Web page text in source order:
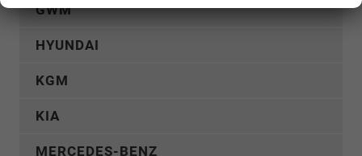
GWM
HYUNDAI
KGM
KIA
MERCEDES-BENZ